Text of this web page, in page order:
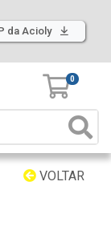
da Acioly
0
VOLTAR